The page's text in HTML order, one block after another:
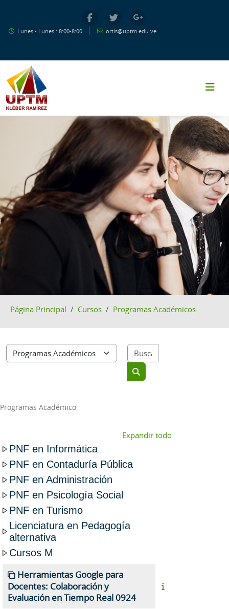
Lunes - Lunes : 8:00-8:00 ortis@uptm.edu.ve
Página Principal Cursos Programas Académicos
Categorías
Buscar cursos
Programas Académico
Expandir todo
PNF en Informática
PNF en Contaduría Pública
PNF en Administración
PNF en Psicología Social
PNF en Turismo
Licenciatura en Pedagogía
alternativa
Cursos M
Herramientas Google para
Docentes: Colaboración y
Evaluación en Tiempo Real 0924